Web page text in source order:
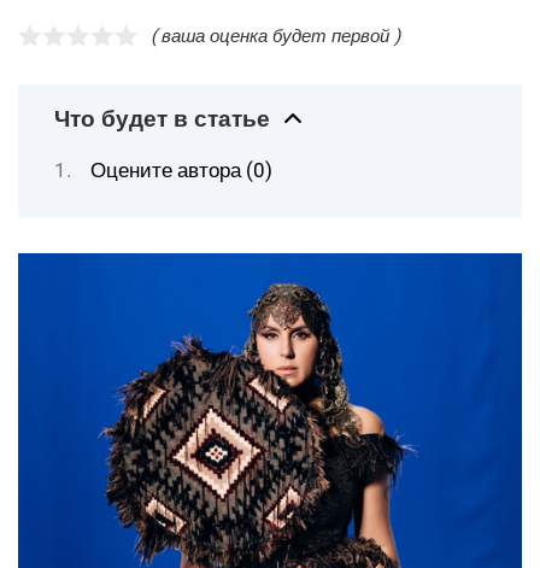
( ваша оценка будет первой )
Что будет в статье
Оцените автора (0)